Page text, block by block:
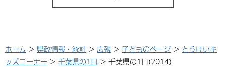
ホーム > 県政情報・統計 > 広報 > 子どものページ > とうけいキ
ッズコーナー > 千葉県の1日 > 千葉県の1日(2014)